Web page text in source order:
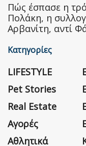
Πώς έσπασε η
Πολάκη, η
Αρβανίτη, αντί
Κατηγορίες
LIFESTYLE
Pet Stories
Real Estate
Αγορές
Αθλητικά